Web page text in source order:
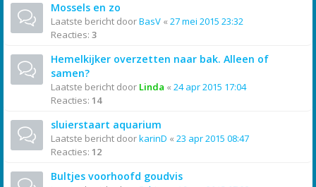
Mossels en zo
Laatste bericht doorBasV « 27 mei 2015 23:32
Reacties: 3
Hemelkijker overzetten naar bak. Alleen of
samen?
Laatste bericht door Linda « 24 apr 2015 17:04
Reacties: 14
sluierstaart aquarium
Laatste bericht doorkarinD « 23 apr 2015 08:47
Reacties: 12
Bultjes voorhoofd goudvis